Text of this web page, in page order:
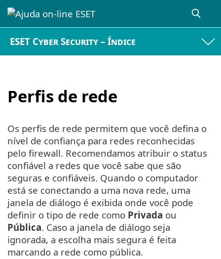
ESET Cyber Security – Índice
Perfis de rede
Os perfis de rede permitem que você defina o
nível de confiança para redes reconhecidas
pelo firewall. Recomendamos atribuir o status
confiável a redes que você sabe que são
seguras e confiáveis. Quando o computador
está se conectando a uma nova rede, uma
janela de diálogo é exibida onde você pode
definir o tipo de rede como Privada ou
Pública. Caso a janela de diálogo seja
ignorada, a escolha mais segura é feita
marcando a rede como pública.